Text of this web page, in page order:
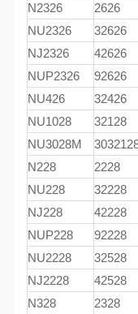
N2326
2626
NU2326
32626
NJ2326
42626
NUP2326
92626
NU426
32426
NU1028
32128
NU3028M
N228
2228
NU228
32228
NJ228
42228
NUP228
92228
NU2228
32528
NJ2228
42528
N328
2328